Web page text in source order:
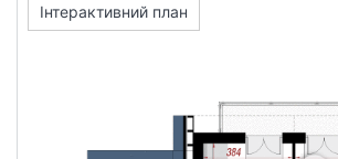
Інтерактивний план